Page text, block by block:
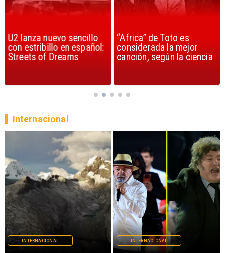
U2 lanza nuevo sencillo
con estribillo en español:
Streets of Dreams
“Africa” de Toto es
considerada la mejor
canción, según la ciencia
INTERNACIONAL INTERNACIONAL
Internacional